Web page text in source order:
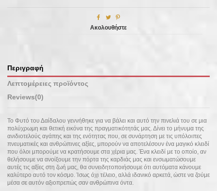
Ακολουθήστε
Περιγραφή
Λεπτομέρειες προϊόντος
Reviews(0)
Το Φυτό του Δαίδαλου γεννήθηκε για να βάλει και αυτό την πινελιά του σε μια
πολύχρωμη και θετική εικόνα της πραγματικότητάς μας. Δίνει το μήνυμα της
ανιδιοτελούς αγάπης και της ενότητας που, σε συνάρτηση με τις υπόλοιπες
πνευματικές και ανθρώπινες αξίες, μπορούν να αποτελέσουν ένα μαγικό κλειδί
που όλοι μπορούμε να κρατήσουμε στα χέρια μας. Ένα κλειδί με το οποίο, αν
θελήσουμε να ανοίξουμε την πόρτα της καρδιάς μας και ενσωματώσουμε
αυτές τις αξίες στη ζωή μας, θα συνειδητοποιήσουμε ότι αυτόματα κάνουμε
καλύτερο αυτό τον κόσμο. Ίσως όχι τέλειο, αλλά ιδανικό αρκετά, ώστε να ζούμε
μέσα σε αυτόν αξιοπρεπώς σαν ανθρώπινα όντα.